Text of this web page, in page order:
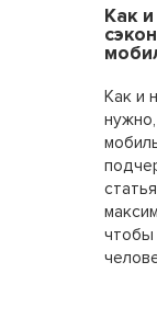
Как
Как и